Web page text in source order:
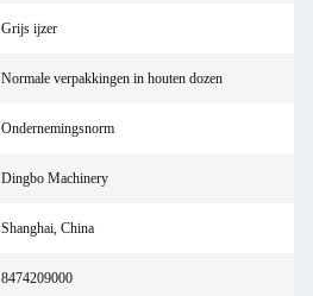
Grijs ijzer
Normale verpakkingen in houten dozen
Ondernemingsnorm
Dingbo Machinery
Shanghai, China
8474209000